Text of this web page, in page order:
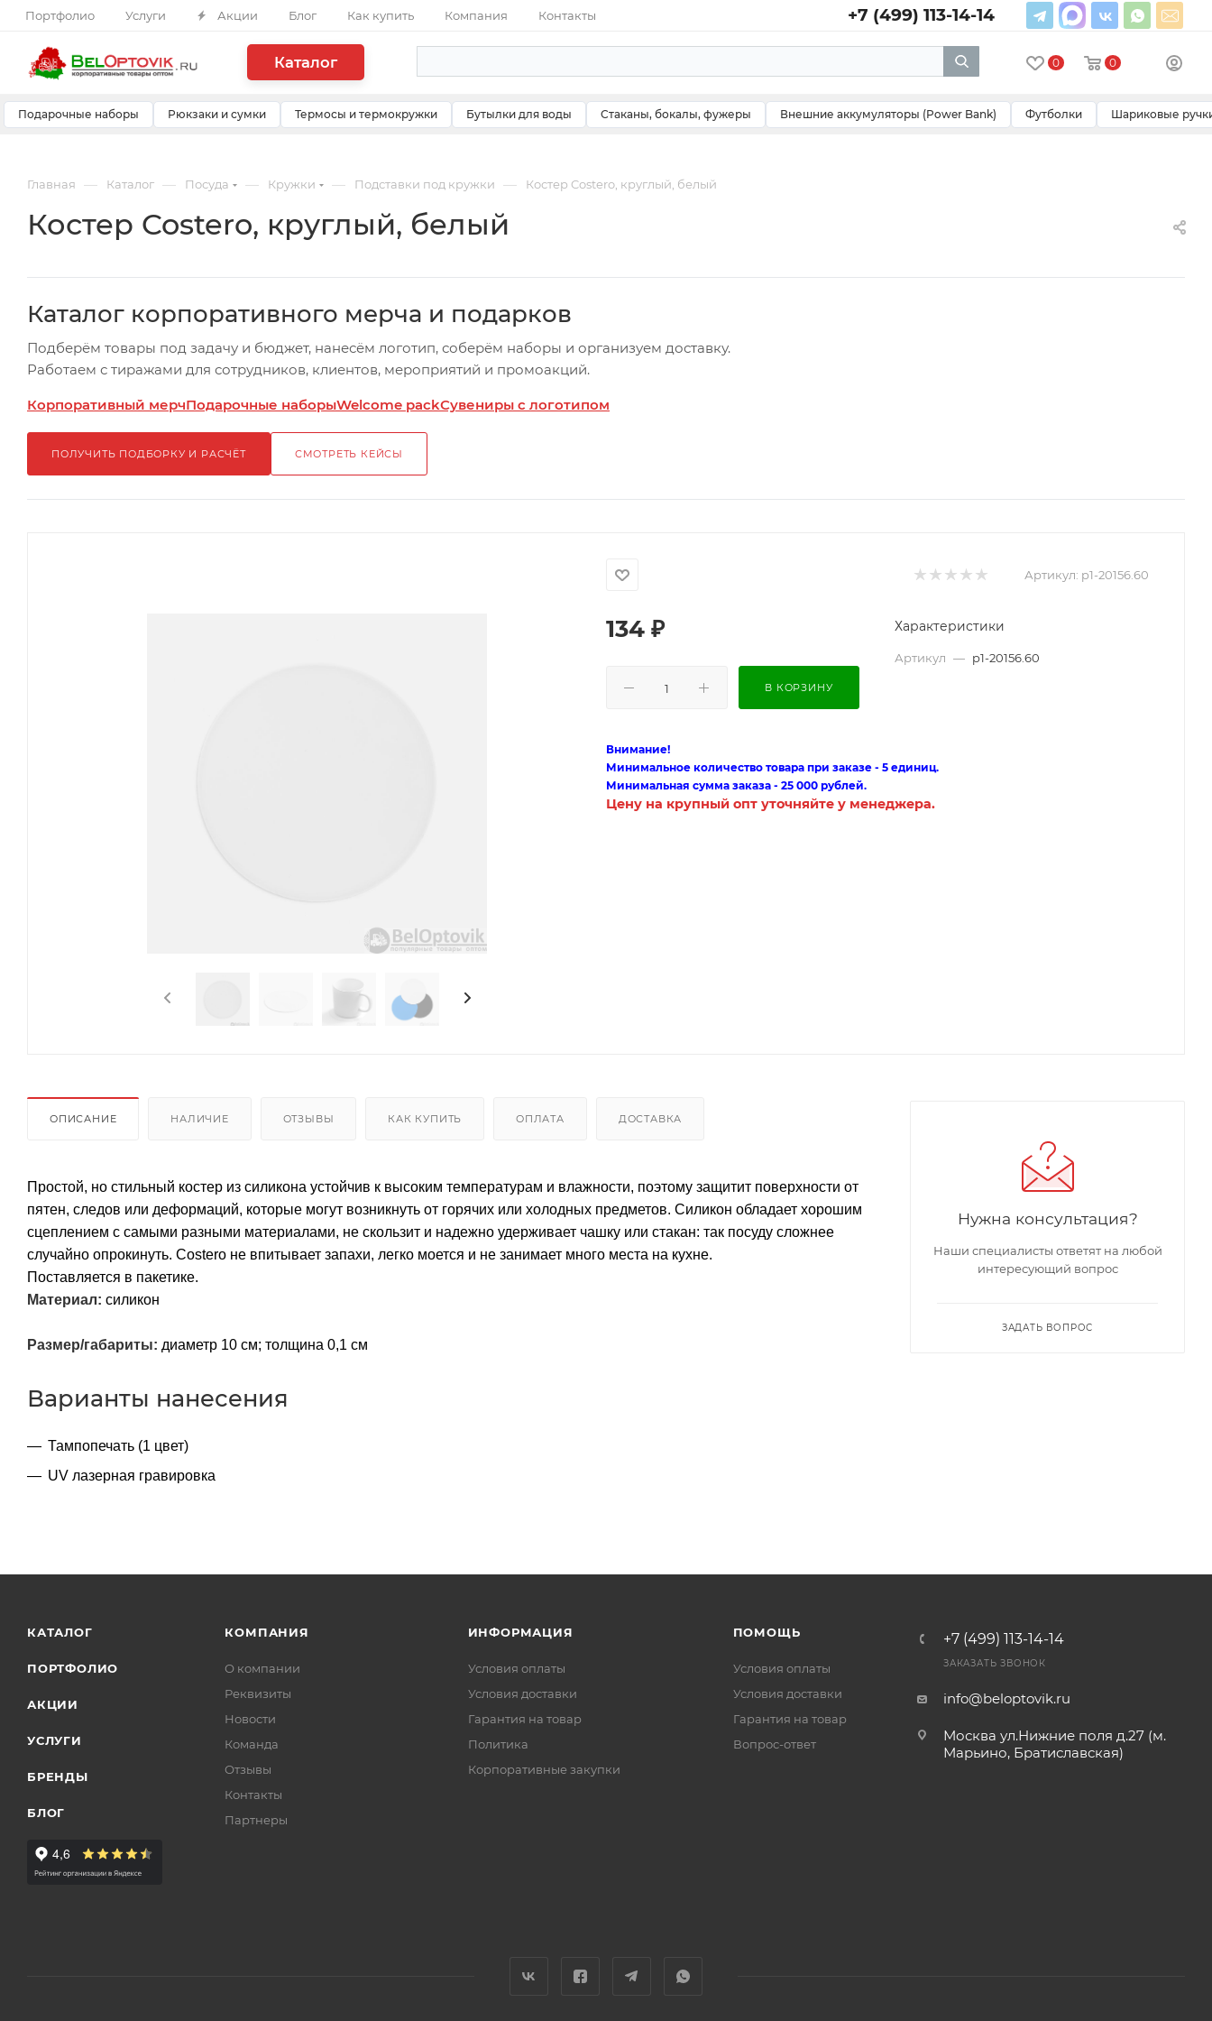
Портфолио Услуги Акции Блог Как купить Компания Контакты +7 (499) 113-14-14
Каталог 0 0
Подарочные наборы Рюкзаки и сумки Термосы и термокружки Бутылки для воды Стаканы, бокалы, фужеры Внешние аккумуляторы (Power Bank) Футболки Шариковые
Главная — Каталог — Посуда — Кружки — Подставки под кружки — Костер Costero, круглый, белый
Костер Costero, круглый, белый
Каталог корпоративного мерча и подарков
Подберём товары под задачу и бюджет, нанесём логотип, соберём наборы и организуем доставку.
Работаем с тиражами для сотрудников, клиентов, мероприятий и промоакций.
Корпоративный мерчПодарочные наборыWelcome packСувениры с логотипом
ПОЛУЧИТЬ ПОДБОРКУ И РАСЧЁТ СМОТРЕТЬ КЕЙСЫ
Артикул: p1-20156.60
134 ₽
В КОРЗИНУ
Характеристики
Артикул — p1-20156.60
Внимание!
Минимальное количество товара при заказе - 5 единиц.
Минимальная сумма заказа - 25 000 рублей.
Цену на крупный опт уточняйте у менеджера.
ОПИСАНИЕ НАЛИЧИЕ ОТЗЫВЫ КАК КУПИТЬ ОПЛАТА ДОСТАВКА
Простой, но стильный костер из силикона устойчив к высоким температурам и влажности, поэтому защитит поверхности от
пятен, следов или деформаций, которые могут возникнуть от горячих или холодных предметов. Силикон обладает хорошим
сцеплением с самыми разными материалами, не скользит и надежно удерживает чашку или стакан: так посуду сложнее
случайно опрокинуть. Costero не впитывает запахи, легко моется и не занимает много места на кухне.
Поставляется в пакетике.
Материал: силикон
Размер/габариты: диаметр 10 см; толщина 0,1 см
Варианты нанесения
Тампопечать (1 цвет)
UV лазерная гравировка
Нужна консультация?
Наши специалисты ответят на любой
интересующий вопрос
ЗАДАТЬ ВОПРОС
КАТАЛОГ
ПОРТФОЛИО
АКЦИИ
УСЛУГИ
БРЕНДЫ
БЛОГ
КОМПАНИЯ
О компании
Реквизиты
Новости
Команда
Отзывы
Контакты
Партнеры
ИНФОРМАЦИЯ
Условия оплаты
Условия доставки
Гарантия на товар
Политика
Корпоративные закупки
ПОМОЩЬ
Условия оплаты
Условия доставки
Гарантия на товар
Вопрос-ответ
+7 (499) 113-14-14
ЗАКАЗАТЬ ЗВОНОК
info@beloptovik.ru
Москва ул.Нижние поля д.27 (м.
Марьино, Братиславская)